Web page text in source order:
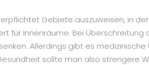
Gebiete auszuweisen, in
für Innenräume. Bei
Allerdings gibt es
sollte man also strengere